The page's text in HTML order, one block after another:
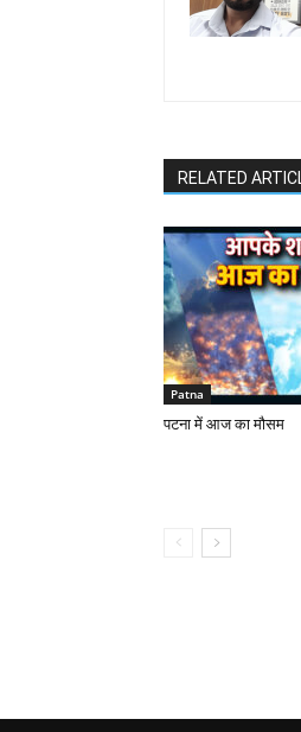
RELATED
Patna
पटना में आज का मौसम